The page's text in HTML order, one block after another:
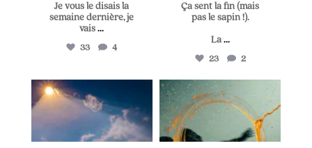
Je vous le disais la
semaine dernière, je
vais ...
33 4
Ça sent la fin (mais
pas le sapin !).
La ...
23 2
lapetitevoixlepodcast
Juin 25
lapetitevoixlepodcast
Juin 21